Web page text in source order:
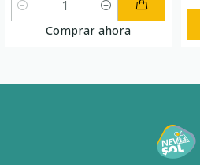
Cantidad
Comprar ahora